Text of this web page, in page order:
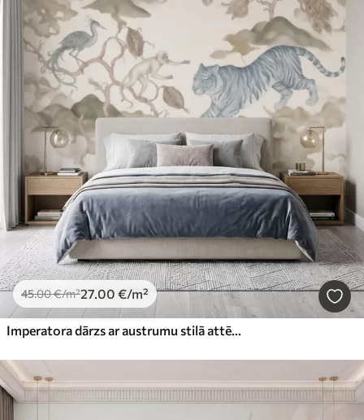
45.00€/m²27 .00 €/m²